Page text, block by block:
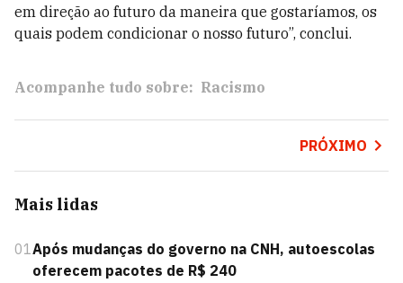
em direção ao futuro da maneira que gostaríamos, os
quais podem condicionar o nosso futuro”, conclui.
Acompanhe tudo sobre: Racismo
PRÓXIMO
Mais lidas
01Após mudanças do governo na CNH, autoescolas
oferecem pacotes de R$ 240